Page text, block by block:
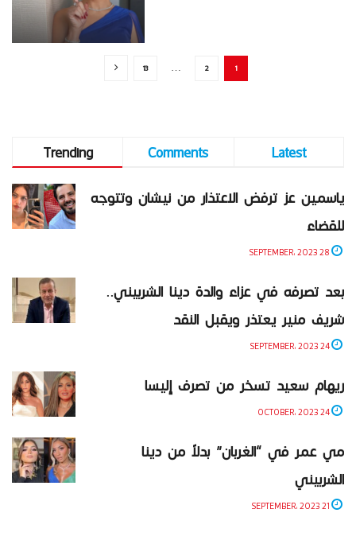
1
2
…
13
Trending Comments
Latest
ياسمين عز ترفض الاعتذار من نيشان وتتوجه
للقضاء
بعد تصرفه في عزاء والدة دينا الشربيني..
شريف منير يعتذر ويقبل النقد
ريهام سعيد تسخر من تصرف إليسا
مي عمر في “الغربان” بدلاً من دينا
الشربيني